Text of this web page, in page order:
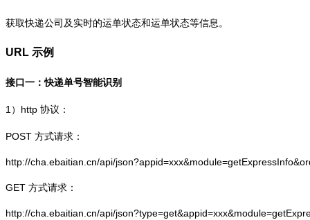
获取快递公司及实时的运单状态和运单状态等信息。
URL 示例
接口一：快递单号智能识别
1） http 协议：
POST 方式请求：
http://cha.ebaitian.cn/api/
GET 方式请求：
http://cha.ebaitian.cn/api/